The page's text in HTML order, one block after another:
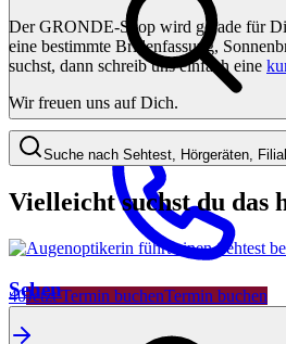
40Jetzt Termin buchenTermin buchen
Der GRONDE-Shop wird gerade für
eine bestimmte Brillenfassung,
suchst, dann schreib uns einfach eine
Wir freuen uns auf Dich.
Suche nach Sehtest, Hörgeräten,
Vielleicht suchst du das
Sehen